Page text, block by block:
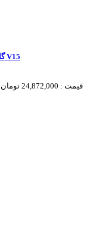
گاز صفحه ای اخوان مدل ونوس V15
قیمت : 24,872,000 تومان